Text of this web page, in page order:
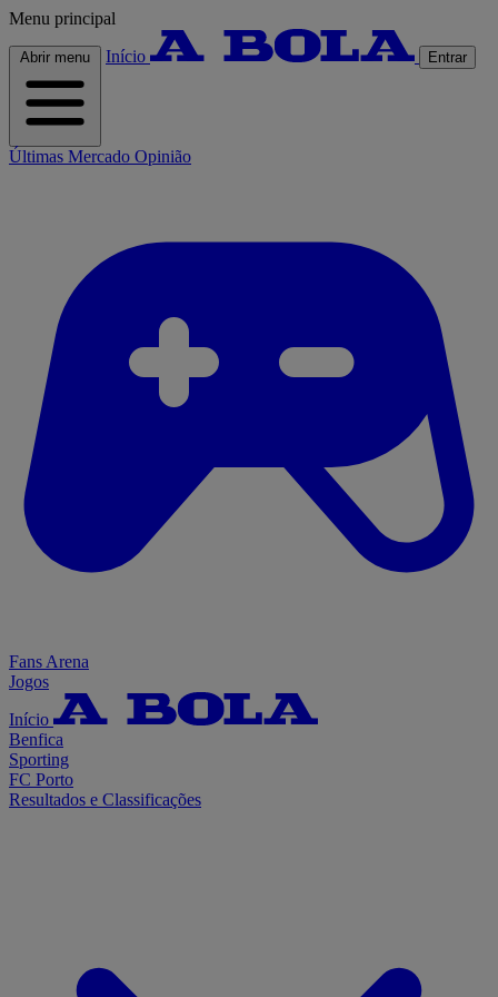
Menu principal
Abrir menu Início Entrar
Últimas Mercado Opinião
Fans Arena
Jogos
Início
Benfica
Sporting
FC Porto
Resultados e Classificações